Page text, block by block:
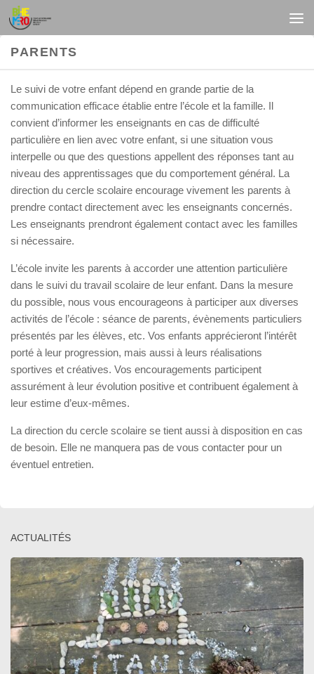
Au dessous du contenu
PARENTS
Le suivi de votre enfant dépend en grande partie de la
communication efficace établie entre l’école et la famille. Il
convient d’informer les enseignants en cas de difficulté
particulière en lien avec votre enfant, si une situation vous
interpelle ou que des questions appellent des réponses tant au
niveau des apprentissages que du comportement général. La
direction du cercle scolaire encourage vivement les parents à
prendre contact directement avec les enseignants concernés.
Les enseignants prendront également contact avec les familles
si nécessaire.
L’école invite les parents à accorder une attention particulière
dans le suivi du travail scolaire de leur enfant. Dans la mesure
du possible, nous vous encourageons à participer aux diverses
activités de l’école : séance de parents, évènements particuliers
présentés par les élèves, etc. Vos enfants apprécieront l’intérêt
porté à leur progression, mais aussi à leurs réalisations
sportives et créatives. Vos encouragements participent
assurément à leur évolution positive et contribuent également à
leur estime d’eux-mêmes.
La direction du cercle scolaire se tient aussi à disposition en cas
de besoin. Elle ne manquera pas de vous contacter pour un
éventuel entretien.
ACTUALITÉS